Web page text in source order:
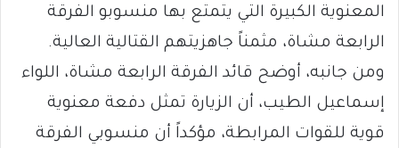
المعنوية الكبيرة التي يتمتع بها منسوبو الفرقة
الرابعة مشاة، مثمناً جاهزيتهم القتالية العالية.
ومن جانبه، أوضح قائد الفرقة الرابعة مشاة، اللواء
إسماعيل الطيب، أن الزيارة تمثل دفعة معنوية
قوية للقوات المرابطة، مؤكداً أن منسوبي الفرقة